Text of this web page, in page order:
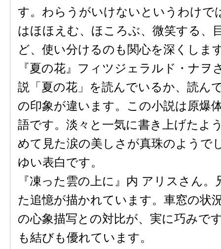
す。わらうがいけないというわけで
はほほえむ、ほころぶ、微笑する、
ど、使い分けるのも関心を深くしま
『夏の花』フィツジェラルド・ナヲ
説「夏の花」を読んでいるか、読ん
の印象が違います。この小説は原爆
語です。淡々と一気に書き上げたよ
めて見た涙の美しさが真珠のようで
ゆい表白です。
『凍った雲の上に』内 アリスさん
た追憶が描かれています。車窓の状
の心象描写との対比が、実に巧みで
も結びも優れています。